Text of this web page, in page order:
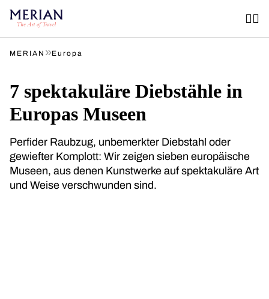
MERIAN »Europa
7 spektakuläre Diebstähle in
Europas Museen
Perfider Raubzug, unbemerkter Diebstahl oder
gewiefter Komplott: Wir zeigen sieben europäische
Museen, aus denen Kunstwerke auf spektakuläre Art
und Weise verschwunden sind.